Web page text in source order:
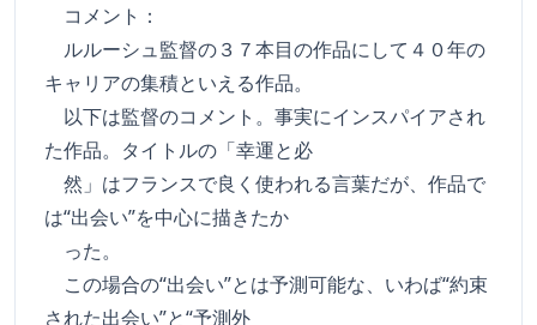
コメント：
ルルーシュ監督の３７本目の作品にして４０年の
キャリアの集積といえる作品。
以下は監督のコメント。事実にインスパイアされ
た作品。タイトルの「幸運と必
然」はフランスで良く使われる言葉だが、作品で
は“出会い”を中心に描きたか
った。
この場合の“出会い”とは予測可能な、いわば“約束
された出会い”と“予測外